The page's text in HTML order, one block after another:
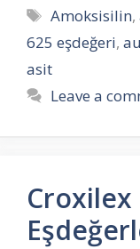
Tags
Amoksisilin,
625 eşdeğeri,
asit
Leave a
Croxilex